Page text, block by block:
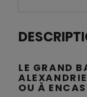
LE GRAND
OU À